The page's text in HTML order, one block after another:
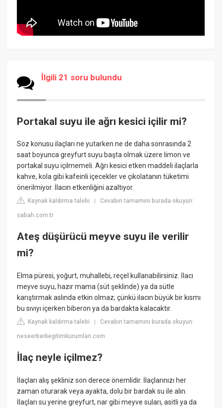
İlgili 21 soru bulundu
Portakal suyu ile ağrı kesici içilir mi?
Söz konusu ilaçları ne yutarken ne de daha sonrasında 2
saat boyunca greyfurt suyu başta olmak üzere limon ve
portakal suyu içilmemeli. Ağrı kesici etken maddeli ilaçlarla
kahve, kola gibi kafeinli içecekler ve çikolatanın tüketimi
önerilmiyor. İlacın etkenliğini azaltıyor.
Kaynak kaldırma talebi |Cevabın tamamını burada okuyun:
sabah.com.tr
Ateş düşürücü meyve suyu ile verilir
mi?
Elma püresi, yoğurt, muhallebi, reçel kullanabilirsiniz. İlacı
meyve suyu, hazır mama (süt şeklinde) ya da sütle
karıştırmak aslında etkin olmaz; çünkü ilacın büyük bir kısmı
bu sıvıyı içerken biberon ya da bardakta kalacaktır.
Kaynak kaldırma talebi |Cevabın tamamını burada okuyun:
neseerberkegitimkurumlari.com
İlaç neyle içilmez?
İlaçları alış şekliniz son derece önemlidir. İlaçlarınızı her
zaman oturarak veya ayakta, dolu bir bardak su ile alın.
İlaçları su yerine greyfurt, nar gibi meyve suları, asitli ya da